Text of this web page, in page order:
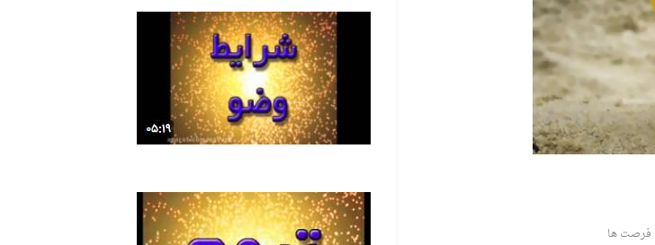
فرصت ها